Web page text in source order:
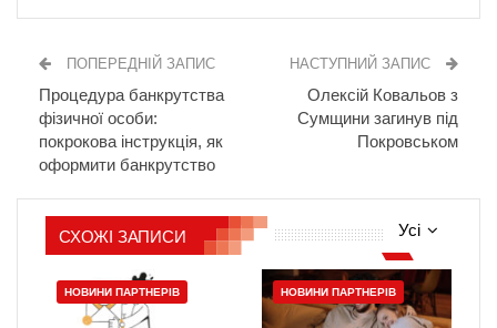
ПОПЕРЕДНІЙ ЗАПИС
Процедура банкрутства
фізичної особи:
покрокова інструкція, як
оформити банкрутство
НАСТУПНИЙ ЗАПИС
Олексій Ковальов з
Сумщини загинув під
Покровськом
Усі
СХОЖІ ЗАПИСИ
НОВИНИ ПАРТНЕРІВ НОВИНИ ПАРТНЕРІВ